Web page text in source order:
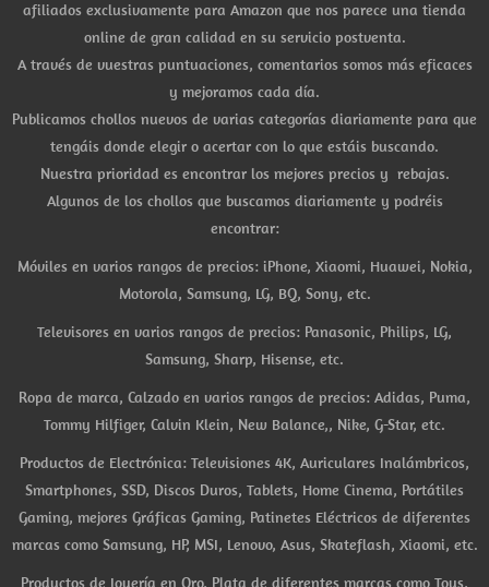
afiliados exclusivamente para Amazon que nos parece una tienda
online de gran calidad en su servicio postventa.
A través de vuestras puntuaciones, comentarios somos más eficaces
y mejoramos cada día.
Publicamos chollos nuevos de varias categorías diariamente para que
tengáis donde elegir o acertar con lo que estáis buscando.
Nuestra prioridad es encontrar los mejores precios y rebajas.
Algunos de los chollos que buscamos diariamente y podréis
encontrar:
Móviles en varios rangos de precios: iPhone, Xiaomi, Huawei, Nokia,
Motorola, Samsung, LG, BQ, Sony, etc.
Televisores en varios rangos de precios: Panasonic, Philips, LG,
Samsung, Sharp, Hisense, etc.
Ropa de marca, Calzado en varios rangos de precios: Adidas, Puma,
Tommy Hilfiger, Calvin Klein, New Balance,, Nike, G-Star, etc.
Productos de Electrónica: Televisiones 4K, Auriculares Inalámbricos,
Smartphones, SSD, Discos Duros, Tablets, Home Cinema, Portátiles
Gaming, mejores Gráficas Gaming, Patinetes Eléctricos de diferentes
marcas como Samsung, HP, MSI, Lenovo, Asus, Skateflash, Xiaomi, etc.
Productos de Joyería en Oro, Plata de diferentes marcas como Tous,